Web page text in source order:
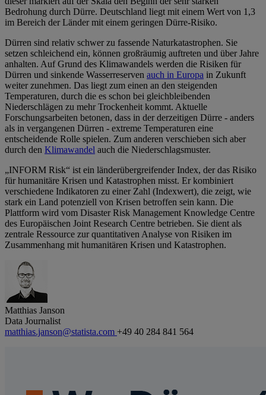
Bedrohung durch Dürre. Deutschland liegt mit einem Wert von 1,3
im Bereich der Länder mit einem geringen Dürre-Risiko.
Dürren sind relativ schwer zu fassende Naturkatastrophen. Sie
setzen schleichend ein, können großräumig auftreten und über Jahre
anhalten. Auf Grund des Klimawandels werden die Risiken für
Dürren und sinkende Wasserreserven auch in Europa in Zukunft
weiter zunehmen. Das liegt zum einen an den steigenden
Temperaturen, durch die es schon bei gleichbleibenden
Niederschlägen zu mehr Trockenheit kommt. Aktuelle
Forschungsarbeiten betonen, dass in der derzeitigen Dürre - anders
als in vergangenen Dürren - extreme Temperaturen eine
entscheidende Rolle spielen. Zum anderen verschieben sich aber
durch den Klimawandel auch die Niederschlagsmuster.
„INFORM Risk“ ist ein länderübergreifender Index, der das Risiko
für humanitäre Krisen und Katastrophen misst. Er kombiniert
verschiedene Indikatoren zu einer Zahl (Indexwert), die zeigt, wie
stark ein Land potenziell von Krisen betroffen sein kann. Die
Plattform wird vom Disaster Risk Management Knowledge Centre
des Europäischen Joint Research Centre betrieben. Sie dient als
zentrale Ressource zur quantitativen Analyse von Risiken im
Zusammenhang mit humanitären Krisen und Katastrophen.
Matthias Janson
Data Journalist
matthias.janson@statista.com +49 40 284 841 564